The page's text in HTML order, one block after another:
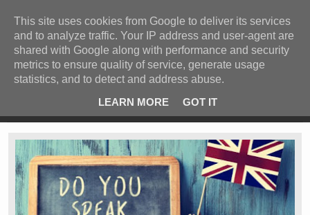
Ιερόσυλοι έκλεψαν τάματα από Ιερό Ναό στις Σέρρες
ΚΕΝΤΡΙΚΗ ΑΝΑ ΚΑΤΗΓΟΡΙΑ
ΕΙΔΗΣΕΙΣ ΑΝΑ ΠΕΡΙΟΧΗ
ΠΡΟΣΦΑΤΑ ΝΕΑ
Ν. ΣΕΡΡΩΝ Η ΓΗ ΜΑΣ
ΤΥΧΑΙΕΣ ΑΝΑΡΤΗΣΕΙΣ/ΑΡΘΡΑ
Serres Racing Circuit
This site uses cookies from Google to deliver its services
and to analyze traffic. Your IP address and user-agent are
shared with Google along with performance and security
metrics to ensure quality of service, generate usage
statistics, and to detect and address abuse.
LEARN MORE
GOT IT